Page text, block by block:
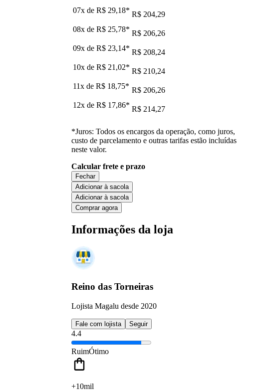
07x de R$ 29,18* R$ 204,29
08x de R$ 25,78* R$ 206,26
09x de R$ 23,14* R$ 208,24
10x de R$ 21,02* R$ 210,24
11x de R$ 18,75* R$ 206,26
12x de R$ 17,86* R$ 214,27
*Juros: Todos os encargos da operação, como juros,
custo de parcelamento e outras tarifas estão incluídas
neste valor.
Calcular frete e prazo
Fechar
Adicionar à sacola
Adicionar à sacola
Comprar agora
Informações da loja
Reino das Torneiras
Lojista Magalu desde 2020
Fale com lojista Seguir
4.4
RuimÓtimo
+10mil